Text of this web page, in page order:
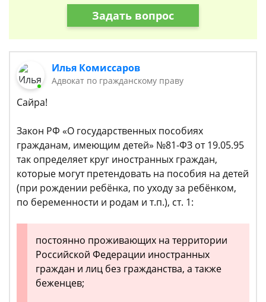
Задать вопрос
Илья Комиссаров
Адвокат по гражданскому праву
Сайра!
Закон РФ «О государственных пособиях
гражданам, имеющим детей» №81-ФЗ от 19.05.95
так определяет круг иностранных граждан,
которые могут претендовать на пособия на детей
(при рождении ребёнка, по уходу за ребёнком,
по беременности и родам и т.п.), ст. 1:
постоянно проживающих на территории
Российской Федерации иностранных
граждан и лиц без гражданства, а также
беженцев;